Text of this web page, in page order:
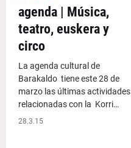
agenda | Música,
teatro, euskera y
circo
La agenda cultural de
Barakaldo tiene este 28 de
marzo las últimas actividades
relacionadas con la Korri…
28.3.15